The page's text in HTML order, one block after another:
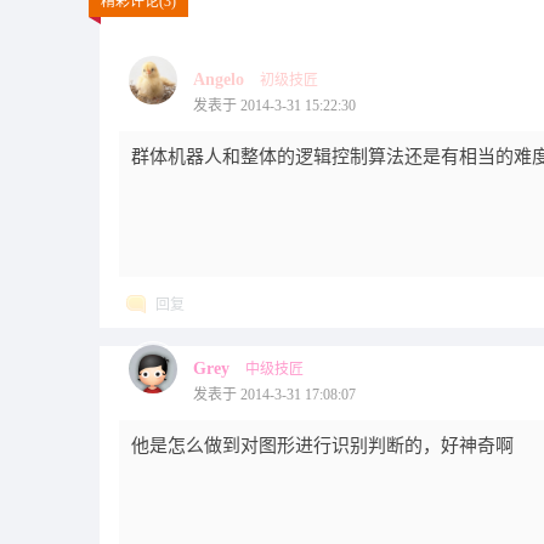
Angelo
初级技匠
发表于 2014-3-31 15:22:30
群体机器人和整体的逻辑控制算法还是有相当的难
回复
Grey
中级技匠
发表于 2014-3-31 17:08:07
他是怎么做到对图形进行识别判断的，好神奇啊